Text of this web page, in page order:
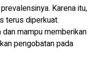
Karena itu,
terus diperkuat.
mampu memberikan
pengobatan pada